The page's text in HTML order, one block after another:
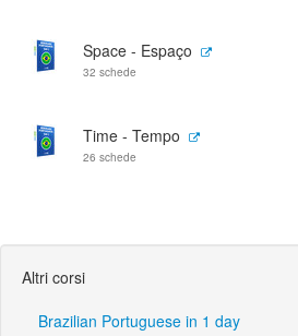
Space - Espaço
32 schede
Time - Tempo
26 schede
Altri corsi
Brazilian Portuguese in 1 day